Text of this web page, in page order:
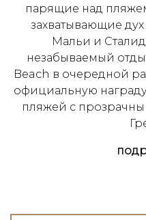
парящие над
захватывающие
Мальи и
незабываемый
Beach в очередной
официальную
пляжей с